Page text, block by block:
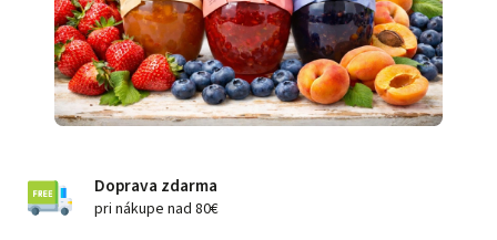
Doprava zdarma
pri nákupe nad 80€